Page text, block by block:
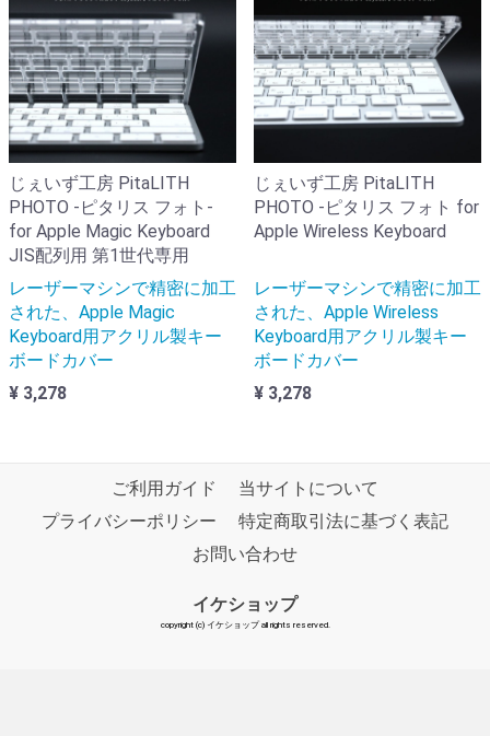
じぇいず工房 PitaLITH
PHOTO -ピタリス フォト-
for Apple Magic Keyboard
JIS配列用 第1世代専用
レーザーマシンで精密に加工
された、Apple Magic
Keyboard用アクリル製キー
ボードカバー
¥ 3,278
じぇいず工房 PitaLITH
PHOTO -ピタリス フォト for
Apple Wireless Keyboard
レーザーマシンで精密に加工
された、Apple Wireless
Keyboard用アクリル製キー
ボードカバー
¥ 3,278
ご利用ガイド
当サイトについて
プライバシーポリシー
特定商取引法に基づく表記
お問い合わせ
イケショップ
copyright (c) イケショップ all rights reserved.